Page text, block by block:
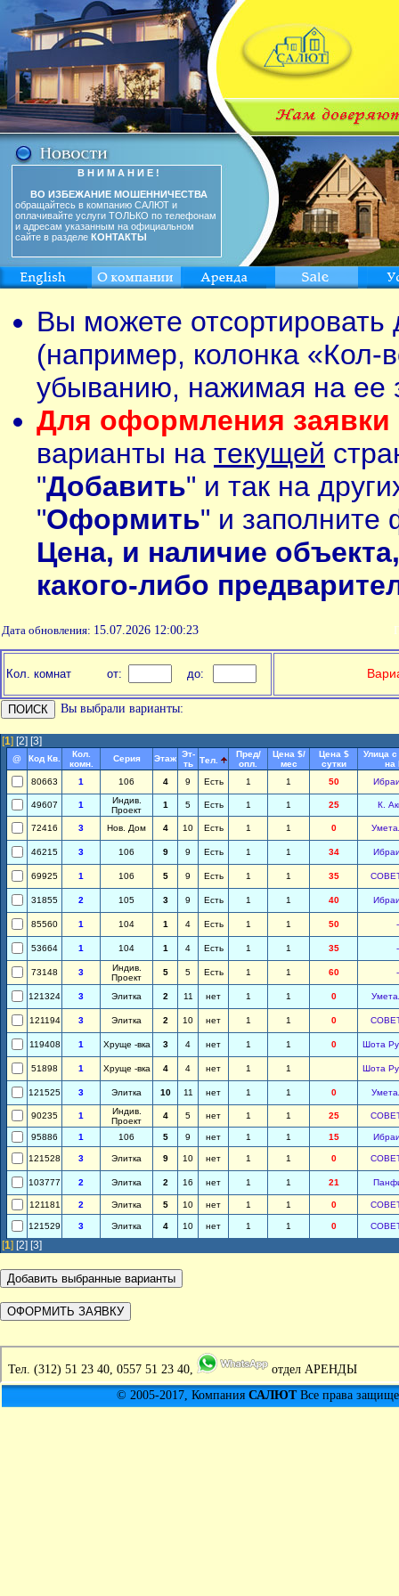
В Н И М А Н И Е !
ВО ИЗБЕЖАНИЕ МОШЕННИЧЕСТВА
обращайтесь в компанию САЛЮТ и
оплачивайте услуги ТОЛЬКО по телефонам
и адресам указанным на официальном
сайте в разделе КОНТАКТЫ
Вы можете
(например, колонка «Кол-
убыванию, нажимая на ее
Для оформления заявки
варианты на текущей
"Добавить" и так на
"Оформить" и заполните
Цена, и наличие
какого-либо
Дата обновления: 15.07.2026 12:00:23
Кол. комнат от: до:
Вы выбрали варианты:
[1] [2] [3]
@ Код Кв.
Кол.
комн.
Серия Этаж Эт-
ть
Тел.
Пред/
опл.
Цена $/
мес
Цена $
сутки
Улица
на
80663
1 106 4 9 Есть 1 1 50
49607 1
Индив.
Проект
1 5 Есть 1 1 25 К.
72416 3 Нов. Дом 4 10 Есть 1 1 0
46215 3 106 9 9 Есть 1 1 34
69925 1 106 5 9 Есть 1 1 35
31855 2 105 3 9 Есть 1 1 40
85560 1 104 1 4 Есть 1 1 50 -
53664 1 104 1 4 Есть 1 1 35 -
73148 3
Индив.
Проект
5 5 Есть 1 1 60 -
121324 3 Элитка 2 11 нет 1 1 0
121194 3 Элитка 2 10 нет 1 1 0
119408 1 Хруще -вка 3 4 нет 1 1 0 Шота
51898 1 Хруще -вка 4 4 нет 1 1 Шота
121525 3 Элитка 10 11 нет 1 1 0
90235 1
Индив.
Проект
4 5 нет 1 1 25
95886 1 106 5 9 нет 1 1 15
121528 3 Элитка 9 10 нет 1 1 0
103777 2 Элитка 2 16 нет 1 1 21
121181 2 Элитка 5 10 нет 1 1 0
121529 3 Элитка 4 10 нет 1 1 0
[1] [2] [3]
Тел. (312) 51 23 40, 0557 51 23 40,
отдел АРЕНДЫ
© 2005-2017, Компания САЛЮТВсе права